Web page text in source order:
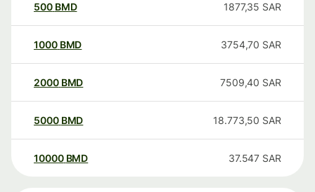
500 BMD 1877,35 SAR
1000 BMD 3754,70 SAR
2000 BMD 7509,40 SAR
5000 BMD 18.773,50 SAR
10000 BMD 37.547 SAR